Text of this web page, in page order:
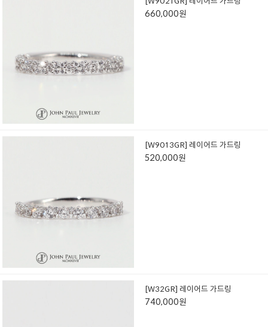
660,000원
[W9013GR] 레이어드 가드링
520,000원
[W32GR] 레이어드 가드링
740,000원